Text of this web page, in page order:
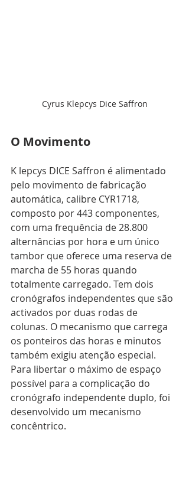
Cyrus Klepcys Dice Saffron
O Movimento
K lepcys DICE Saffron é alimentado
pelo movimento de fabricação
automática, calibre CYR1718,
composto por 443 componentes,
com uma frequência de 28.800
alternâncias por hora e um único
tambor que oferece uma reserva de
marcha de 55 horas quando
totalmente carregado. Tem dois
cronógrafos independentes que são
activados por duas rodas de
colunas. O mecanismo que carrega
os ponteiros das horas e minutos
também exigiu atenção especial.
Para libertar o máximo de espaço
possível para a complicação do
cronógrafo independente duplo, foi
desenvolvido um mecanismo
concêntrico.